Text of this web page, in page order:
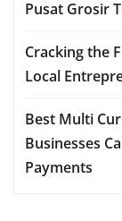
Pusat Grosir
Cracking the
Local
Best Multi
Businesses
Payments